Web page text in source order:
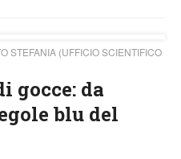
STEFANIA (UFFICIO SCIENTIFICO
gocce: da
blu del